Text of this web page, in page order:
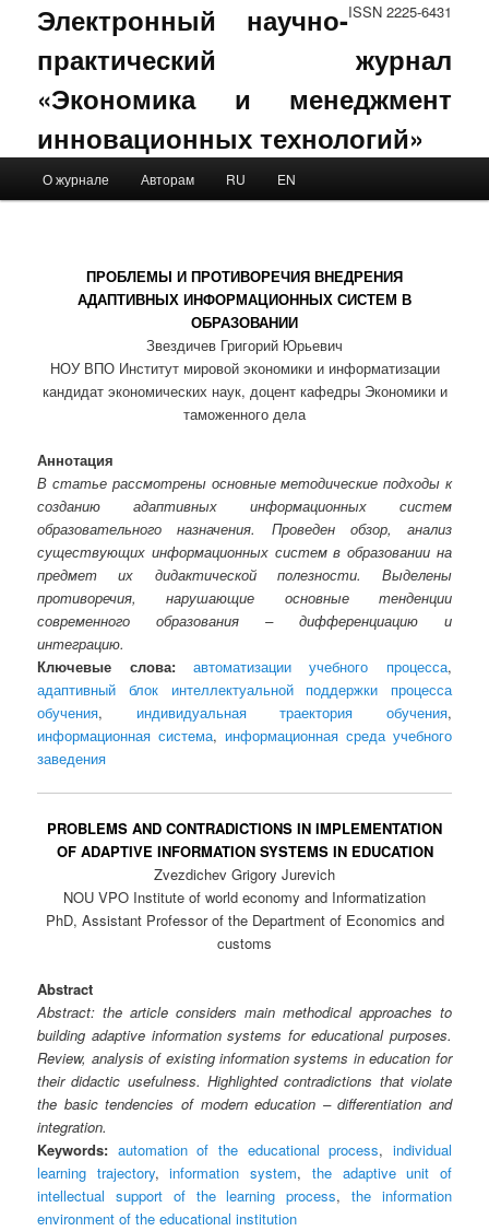
ISSN 2225-6431
Электронный научно-
практический журнал
«Экономика и менеджмент
инновационных технологий»
Skip to primary content
Skip to secondary content
О журнале Авторам RU EN
ПРОБЛЕМЫ И ПРОТИВОРЕЧИЯ ВНЕДРЕНИЯ
АДАПТИВНЫХ ИНФОРМАЦИОННЫХ СИСТЕМ В
ОБРАЗОВАНИИ
Звездичев Григорий Юрьевич
НОУ ВПО Институт мировой экономики и информатизации
кандидат экономических наук, доцент кафедры Экономики и
таможенного дела
Аннотация
В статье рассмотрены основные методические подходы к
созданию адаптивных информационных систем
образовательного назначения. Проведен обзор, анализ
существующих информационных систем в образовании на
предмет их дидактической полезности. Выделены
противоречия, нарушающие основные тенденции
современного образования – дифференциацию и
интеграцию.
Ключевые слова:
автоматизации учебного процесса,
адаптивный блок интеллектуальной поддержки процесса
обучения, индивидуальная траектория обучения,
информационная система, информационная среда учебного
заведения
PROBLEMS AND CONTRADICTIONS IN IMPLEMENTATION
OF ADAPTIVE INFORMATION SYSTEMS IN EDUCATION
Zvezdichev Grigory Jurevich
NOU VPO Institute of world economy and Informatization
PhD, Assistant Professor of the Department of Economics and
customs
Abstract
Abstract: the article considers main methodical approaches to
building adaptive information systems for educational purposes.
Review, analysis of existing information systems in education for
their didactic usefulness. Highlighted contradictions that violate
the basic tendencies of modern education – differentiation and
integration.
Keywords: automation of the educational process, individual
learning trajectory,information system, the adaptive unit of
intellectual support of the learning process,the information
environment of the educational institution